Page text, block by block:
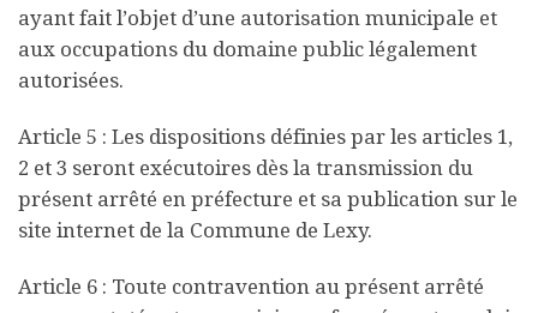
ayant fait l’objet d’une autorisation municipale et
aux occupations du domaine public légalement
autorisées.
Article 5 : Les dispositions définies par les articles 1,
2 et 3 seront exécutoires dès la transmission du
présent arrêté en préfecture et sa publication sur le
site internet de la Commune de Lexy.
Article 6 : Toute contravention au présent arrêté